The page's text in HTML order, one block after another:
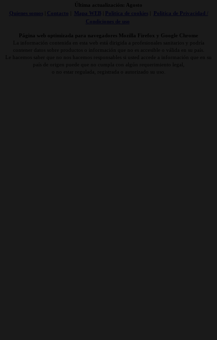
Última actualización: Agosto
Quienes somos| Contacto Mapa WEB| Politica de cookies|
Politica de Privacidad /
Condiciones de uso
Página web optimizada para navegadores Mozilla Firefox y Google Chrome
La información contenida en esta web está dirigida a profesionales sanitarios y podría
contener datos sobre productos o información que no es accesible o válida en su país.
Le hacemos saber que no nos hacemos responsables si usted accede a información que en su
país de origen puede que no cumpla con algún requerimiento legal,
o no estar regulada, registrada o autorizado su uso.